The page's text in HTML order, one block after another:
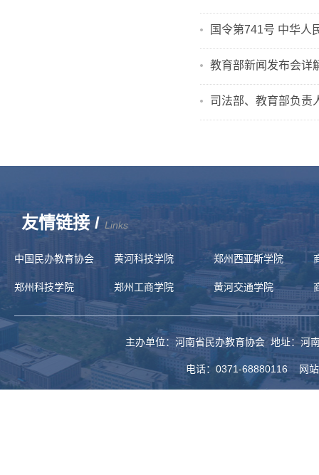
国令第741号 中华人
教育部新闻发布会详
司法部、教育部负责
友情链接 /Links
中国民办教育协会 黄河科技学院 郑州西亚斯学院
郑州科技学院 郑州工商学院 黄河交通学院
主办单位：河南省民办教育协会 地址：河
电话：0371-68880116 网